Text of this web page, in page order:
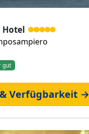
Hotel
gut
Verfügbarkeit →